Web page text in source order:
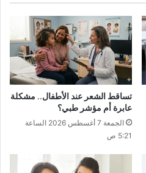
تساقط الشعر عند الأطفال.. مشكلة
عابرة أم مؤشر طبي؟
الجمعة 7 أغسطس 2026 الساعة
5:21 ص